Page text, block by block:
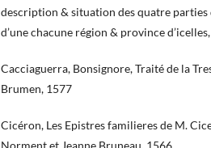
description & situation des quatre
d’une chacune région & province
Cacciaguerra, Bonsignore, Traité de la
Brumen, 1577
Cicéron, Les Epistres familieres de M.
Norment et Jeanne Bruneau, 1566